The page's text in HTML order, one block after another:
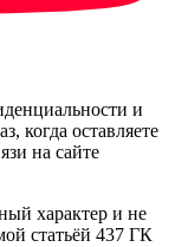
и
когда оставляете
на сайте
характер и не
статьёй 437 ГК